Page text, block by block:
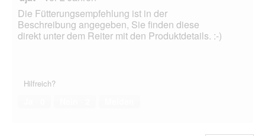
n
e
Die Fütterungsempfehlung ist in der
Beschreibung angegeben, Sie finden diese
direkt unter dem Reiter mit den Produktdetails. :-)
Hilfreich?